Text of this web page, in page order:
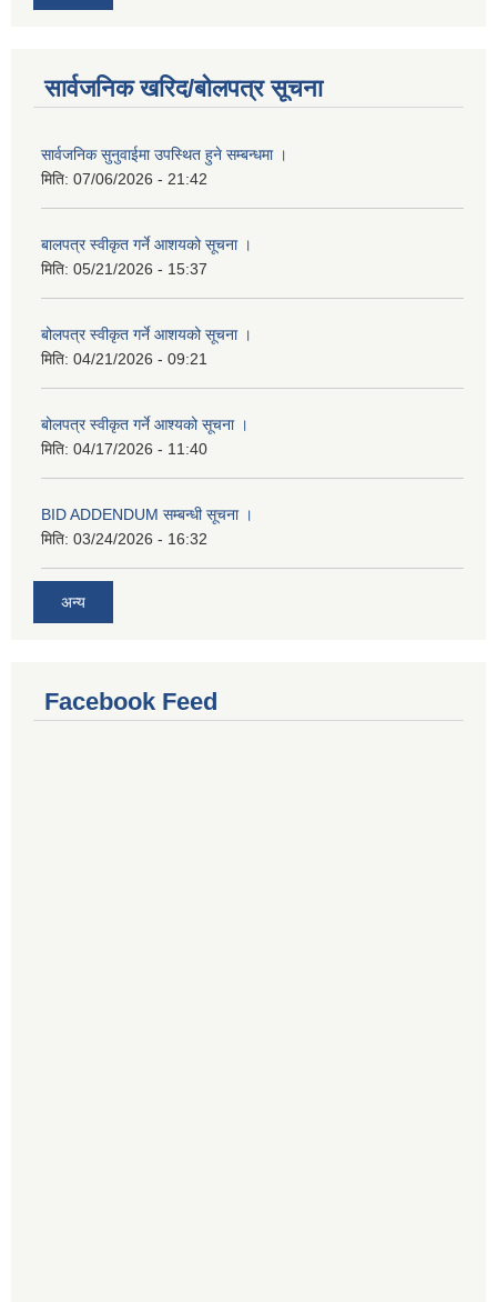
सार्वजनिक खरिद/बोलपत्र सूचना
सार्वजनिक सुनुवाईमा उपस्थित हुने सम्बन्धमा ।
मिति: 07/06/2026 - 21:42
बालपत्र स्वीकृत गर्ने आशयको सूचना ।
मिति: 05/21/2026 - 15:37
बोलपत्र स्वीकृत गर्ने आशयको सूचना ।
मिति: 04/21/2026 - 09:21
बोलपत्र स्वीकृत गर्ने आश्यको सूचना ।
मिति: 04/17/2026 - 11:40
BID ADDENDUM सम्बन्धी सूचना ।
मिति: 03/24/2026 - 16:32
अन्य
Facebook Feed